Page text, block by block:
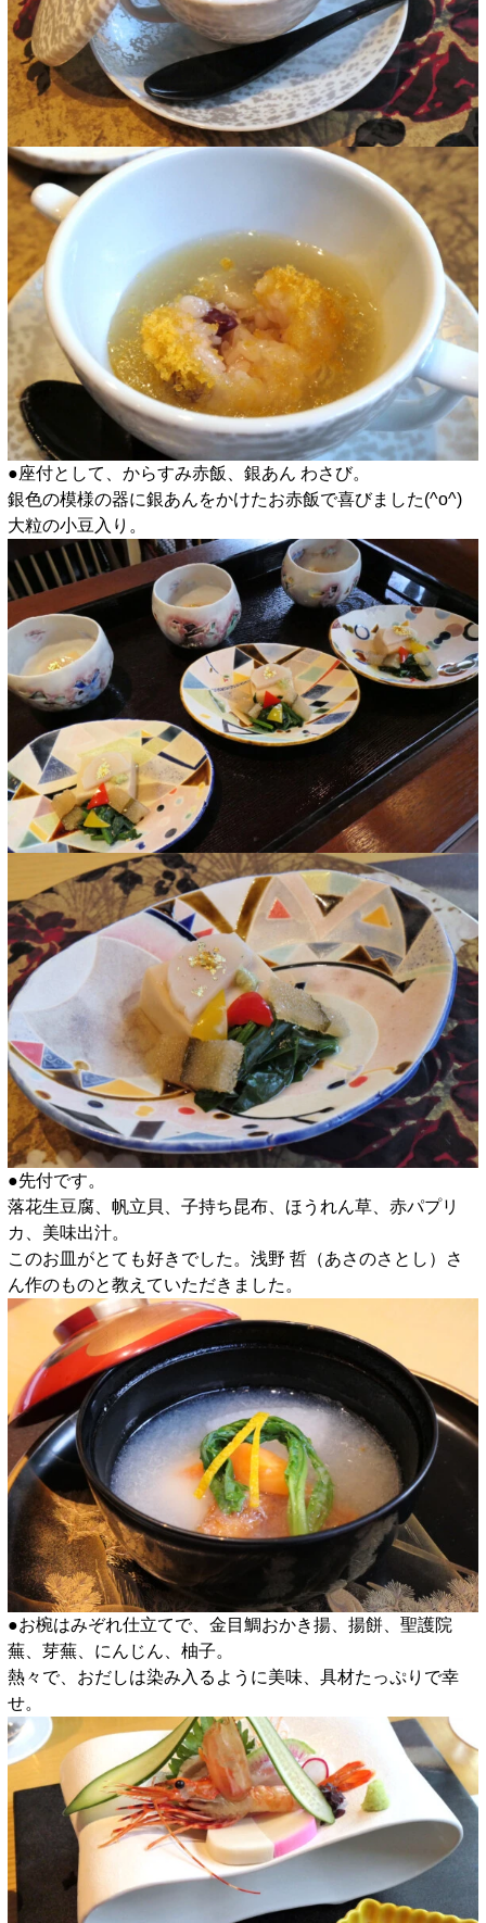
●座付として、からすみ赤飯、銀あん わさび。
銀色の模様の器に銀あんをかけたお赤飯で喜びました(^o^)
大粒の小豆入り。
●先付です。
落花生豆腐、帆立貝、子持ち昆布、ほうれん草、赤パプリ
カ、美味出汁。
このお皿がとても好きでした。浅野 哲（あさのさとし）さ
ん作のものと教えていただきました。
●お椀はみぞれ仕立てで、金目鯛おかき揚、揚餅、聖護院
蕪、芽蕪、にんじん、柚子。
熱々で、おだしは染み入るように美味、具材たっぷりで幸
せ。